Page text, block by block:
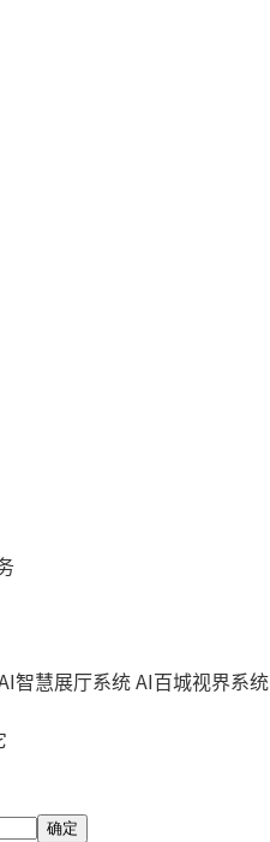
智慧展厅系统AI百城视界系统
确定